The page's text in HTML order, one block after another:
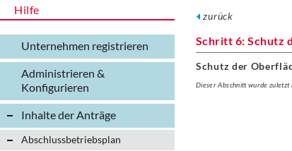
Hilfe
Unternehmen registrieren
Administrieren &
Konfigurieren
Inhalte der Anträge
Abschlussbetriebsplan
zurück
Schritt 6: Schutz
Schutz der
Dieser Abschnitt wurde